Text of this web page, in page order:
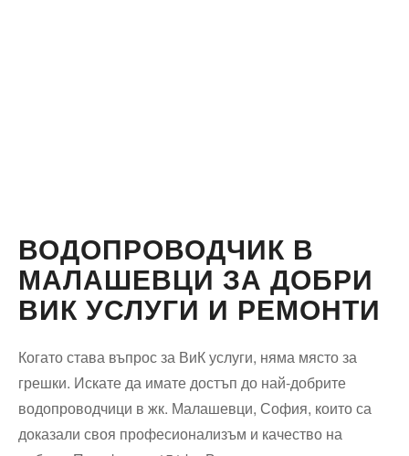
ВОДОПРОВОДЧИК В
МАЛАШЕВЦИ ЗА ДОБРИ
ВИК УСЛУГИ И РЕМОНТИ
Когато става въпрос за ВиК услуги, няма място за
грешки. Искате да имате достъп до най-добрите
водопроводчици в жк. Малашевци, София, които са
доказали своя професионализъм и качество на